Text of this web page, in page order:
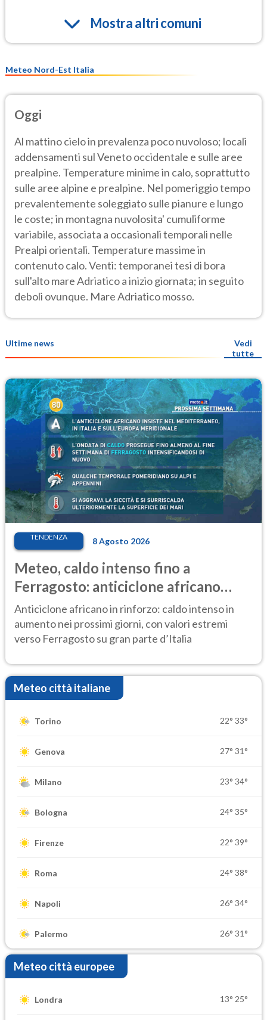
Mostra altri comuni
Meteo Nord-Est Italia
Oggi
Al mattino cielo in prevalenza poco nuvoloso; locali
addensamenti sul Veneto occidentale e sulle aree
prealpine. Temperature minime in calo, soprattutto
sulle aree alpine e prealpine. Nel pomeriggio tempo
prevalentemente soleggiato sulle pianure e lungo
le coste; in montagna nuvolosita' cumuliforme
variabile, associata a occasionali temporali nelle
Prealpi orientali. Temperature massime in
contenuto calo. Venti: temporanei tesi di bora
sull'alto mare Adriatico a inizio giornata; in seguito
deboli ovunque. Mare Adriatico mosso.
Ultime news
Vedi
tutte
TENDENZA 8 Agosto 2026
Meteo, caldo intenso fino a
Ferragosto: anticiclone africano
ancora protagonista
Anticiclone africano in rinforzo: caldo intenso in
aumento nei prossimi giorni, con valori estremi
verso Ferragosto su gran parte d’Italia
Meteo città italiane
Torino 22° 33°
Genova 27° 31°
Milano 23° 34°
Bologna 24° 35°
Firenze 22° 39°
Roma 24° 38°
Napoli 26° 34°
Palermo 26° 31°
Meteo città europee
Londra 13° 25°